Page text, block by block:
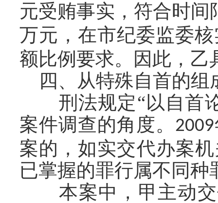
元受贿事实，符合时
万元，在市纪委监委
额比例要求。因此，乙
四、从特殊自首的组
刑法规定“以自首
案件调查的角度。 2009
案的，如实交代办案
已掌握的罪行属不同种
本案中，甲主动交